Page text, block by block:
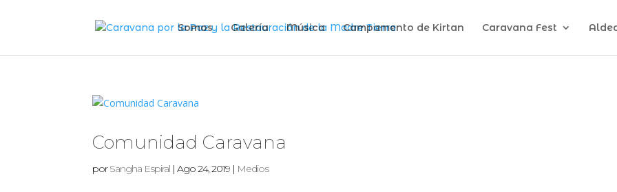
Somos Galería Música Campamento de Kirtan Caravana Fest
Comunidad Caravana
porSangha Espiral |Ago 24, 2019 | Medios